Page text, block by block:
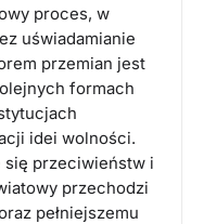
proces, w
uświadamianie
przemian jest
formach
idei wolności.
się przeciwieństw i
przechodzi
pełniejszemu